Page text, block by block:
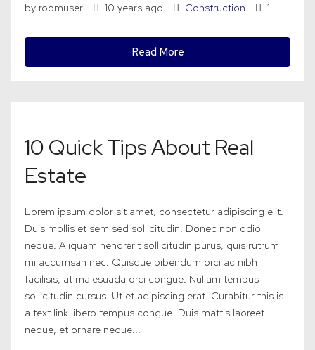
by roomuser 10 years ago Construction 1
Read More
10 Quick Tips About Real
Estate
Lorem ipsum dolor sit amet, consectetur adipiscing elit.
Duis mollis et sem sed sollicitudin. Donec non odio
neque. Aliquam hendrerit sollicitudin purus, quis rutrum
mi accumsan nec. Quisque bibendum orci ac nibh
facilisis, at malesuada orci congue. Nullam tempus
sollicitudin cursus. Ut et adipiscing erat. Curabitur this is
a text link libero tempus congue. Duis mattis laoreet
neque, et ornare neque...